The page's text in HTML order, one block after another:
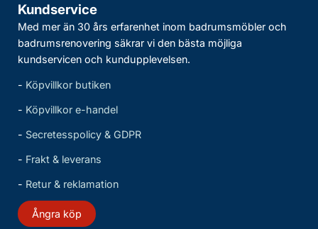
Kundservice
Med mer än 30 års erfarenhet inom badrumsmöbler och
badrumsrenovering säkrar vi den bästa möjliga
kundservicen och kundupplevelsen.
- Köpvillkor butiken
- Köpvillkor e-handel
- Secretesspolicy & GDPR
- Frakt & leverans
- Retur & reklamation
Ångra köp